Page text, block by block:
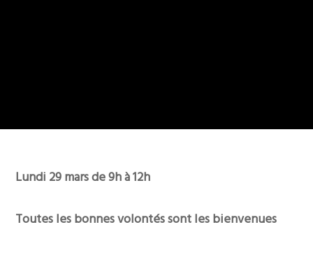
Lundi 29 mars de 9h à 12h
Toutes les bonnes volontés sont les bienvenues